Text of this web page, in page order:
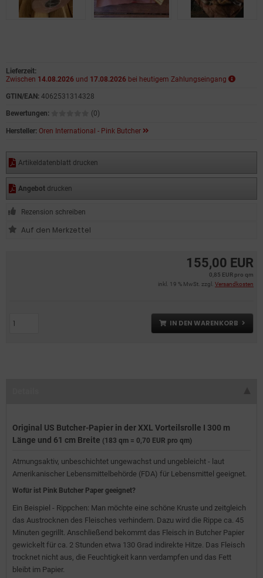
155,00 EUR
0,85 EUR pro qm
inkl. 19 % MwSt. zzgl. Versandkosten
IN DEN WARENKORB
Lieferzeit:
Zwischen 14.08.2026 und 17.08.2026 bei heutigem Zahlungseingang
GTIN/EAN: 4062531314328
Bewertungen: (0)
Hersteller: Oren International - Pink Butcher
Artikeldatenblatt drucken
Angebot drucken
Rezension schreiben
Original US Butcher-Papier in der XXL Vorteilsrolle I 300 m
Länge und 61 cm Breite (183 qm = 0,70 EUR pro qm)
Atmungsaktiv, unbeschichtet ungewachst und ungebleicht - laut
Amerikanischer Lebensmittelbehörde (FDA) für Lebensmittel geeignet.
Wofür ist Pink Butcher Paper geeignet?
Ein Beispiel - Rippchen: Man möchte eine schöne Kruste und zeitgleich
das Austrocknen des Fleisches verhindern. Dazu wird die Rippe ca. 45
Minuten gegrillt. Anschließend bekommt das Fleisch in Butcher Papier
gewickelt für ca. 2 Stunden etwa 130 Grad indirekte Hitze. Das Fleisch
trocknet nicht aus, die Feuchtigkeit kann verdampfen und das Fett
bleibt im Papier.